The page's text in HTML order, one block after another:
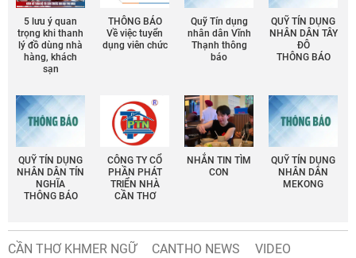
5 lưu ý quan
trọng khi thanh
lý đồ dùng nhà
hàng, khách
sạn
THÔNG BÁO
Về việc tuyển
dụng viên chức
Quỹ Tín dụng
nhân dân Vĩnh
Thạnh thông
báo
QUỸ TÍN DỤNG
NHÂN DÂN TÂY
ĐÔ
THÔNG BÁO
QUỸ TÍN DỤNG
NHÂN DÂN TÍN
NGHĨA
THÔNG BÁO
CÔNG TY CỔ
PHẦN PHÁT
TRIỂN NHÀ
CẦN THƠ
NHẮN TIN TÌM
CON
QUỸ TÍN DỤNG
NHÂN DÂN
MEKONG
CẦN THƠ KHMER NGỮ CANTHO NEWS
VIDEO